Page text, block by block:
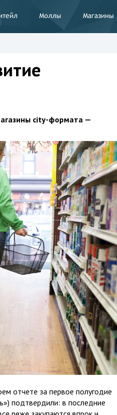
Моллы Магазины
city-формата —
отчете за первое полугодие
подтвердили: в последние